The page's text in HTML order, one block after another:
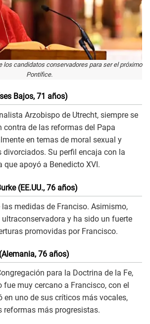
los candidatos conservadores para ser el próximo
Pontífice.
Bajos, 71 años)
Arzobispo de Utrecht, siempre se
contra de las reformas del Papa
en temas de moral sexual y
Su perfil encaja con la
que apoyó a Benedicto XVI.
(EE.UU., 76 años)
medidas de Franciso. Asimismo,
ultraconservadora y ha sido un fuerte
promovidas por Francisco.
76 años)
para la Doctrina de la Fe,
fue muy cercano a Francisco, con el
en uno de sus críticos más vocales,
reformas más progresistas.